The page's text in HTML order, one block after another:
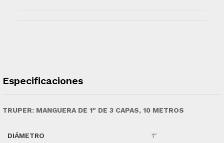
Especificaciones
TRUPER: MANGUERA DE 1″ DE 3 CAPAS, 10 METROS
DIÁMETRO
1″